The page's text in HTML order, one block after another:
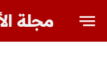
مجلة